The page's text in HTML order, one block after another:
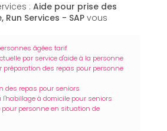
: Aide pour prise des
Services - SAP vous
âgées tarif
par service d'aide à la personne
préparation des repas pour personne
des repas pour seniors
l'habillage à domicile pour seniors
personne en situation de